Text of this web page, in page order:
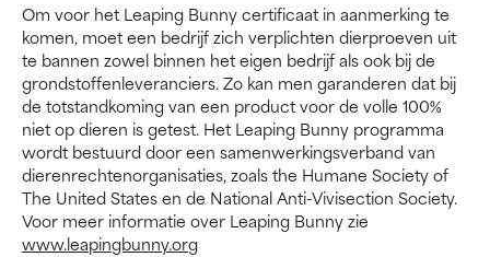
Om voor het Leaping Bunny certificaat in aanmerking te
komen, moet een bedrijf zich verplichten dierproeven uit
te bannen zowel binnen het eigen bedrijf als ook bij de
grondstoffenleveranciers. Zo kan men garanderen dat bij
de totstandkoming van een product voor de volle 100%
niet op dieren is getest. Het Leaping Bunny programma
wordt bestuurd door een samenwerkingsverband van
dierenrechtenorganisaties, zoals the Humane Society of
The United States en de National Anti-Vivisection Society.
Voor meer informatie over Leaping Bunny zie
www.leapingbunny.org